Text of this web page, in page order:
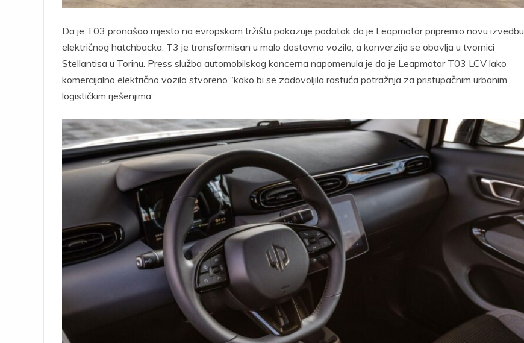
Da je T03 pronašao mjesto na evropskom tržištu pokazuje podatak da je Leapmotor pripremio novu izvedbu
električnog hatchbacka. T3 je transformisan u malo dostavno vozilo, a konverzija se obavlja u tvornici
Stellantisa u Torinu. Press služba automobilskog koncerna napomenula je da je Leapmotor T03 LCV lako
komercijalno električno vozilo stvoreno “kako bi se zadovoljila rastuća potražnja za pristupačnim urbanim
logističkim rješenjima”.